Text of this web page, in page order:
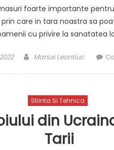
foarte importante
care in tara noastra sa
cu privire la sanatatea
Author
Marius Leontiuc
Stiinta Si Tehnica
din
Tarii